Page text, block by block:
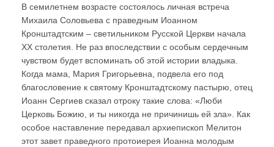
В семилетнем возрасте состоялось личная встреча
Михаила Соловьева с праведным Иоанном
Кронштадтским – светильником Русской Церкви начала
ХХ столетия. Не раз впоследствии с особым сердечным
чувством будет вспоминать об этой истории владыка.
Когда мама, Мария Григорьевна, подвела его под
благословение к святому Кронштадтскому пастырю, отец
Иоанн Сергиев сказал отроку такие слова: «Люби
Церковь Божию, и ты никогда не причинишь ей зла». Как
особое наставление передавал архиепископ Мелитон
этот завет праведного протоиерея Иоанна молодым